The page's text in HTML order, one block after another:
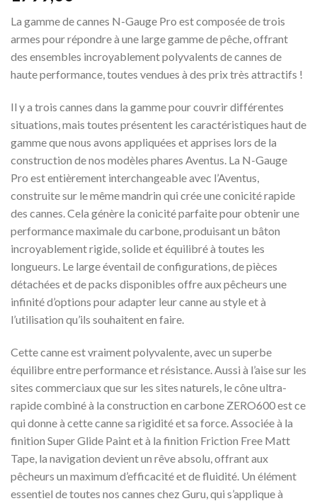
La gamme de cannes N-Gauge Pro est composée de trois
armes pour répondre à une large gamme de pêche, offrant
des ensembles incroyablement polyvalents de cannes de
haute performance, toutes vendues à des prix très attractifs !
Il y a trois cannes dans la gamme pour couvrir différentes
situations, mais toutes présentent les caractéristiques haut de
gamme que nous avons appliquées et apprises lors de la
construction de nos modèles phares Aventus. La N-Gauge
Pro est entièrement interchangeable avec l’Aventus,
construite sur le même mandrin qui crée une conicité rapide
des cannes. Cela génère la conicité parfaite pour obtenir une
performance maximale du carbone, produisant un bâton
incroyablement rigide, solide et équilibré à toutes les
longueurs. Le large éventail de configurations, de pièces
détachées et de packs disponibles offre aux pêcheurs une
infinité d’options pour adapter leur canne au style et à
l’utilisation qu’ils souhaitent en faire.
Cette canne est vraiment polyvalente, avec un superbe
équilibre entre performance et résistance. Aussi à l’aise sur les
sites commerciaux que sur les sites naturels, le cône ultra-
rapide combiné à la construction en carbone ZERO600 est ce
qui donne à cette canne sa rigidité et sa force. Associée à la
finition Super Glide Paint et à la finition Friction Free Matt
Tape, la navigation devient un rêve absolu, offrant aux
pêcheurs un maximum d’efficacité et de fluidité. Un élément
essentiel de toutes nos cannes chez Guru, qui s’applique à